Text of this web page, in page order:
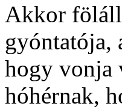
Akkor
gyóntatója,
hogy vonja
hóhérnak,